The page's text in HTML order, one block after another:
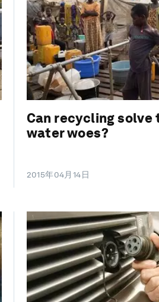
Can recycling solve
water woes?
2015年04月14日